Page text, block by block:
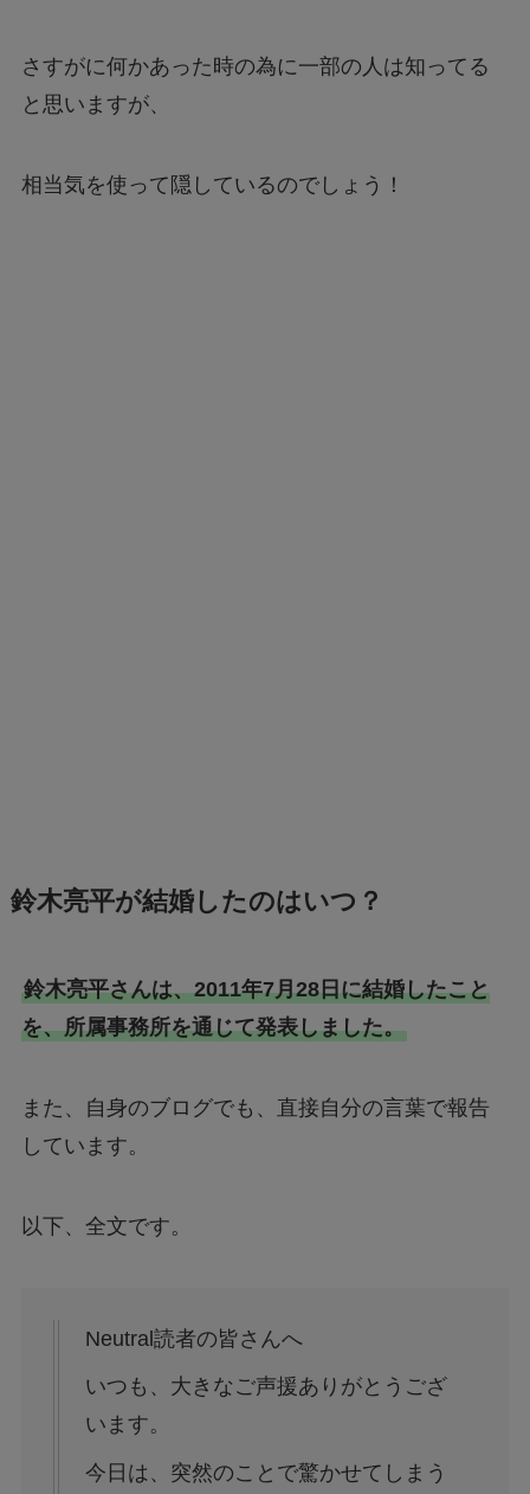
さすがに何かあった時の為に一部の人は知ってる
と思いますが、
相当気を使って隠しているのでしょう！
鈴木亮平が結婚したのはいつ？
鈴木亮平さんは、2011年7月28日に結婚したこと
を、所属事務所を通じて発表しました。
また、自身のブログでも、直接自分の言葉で報告
しています。
以下、全文です。
Neutral読者の皆さんへ
いつも、大きなご声援ありがとうござ
います。
今日は、突然のことで驚かせてしまう